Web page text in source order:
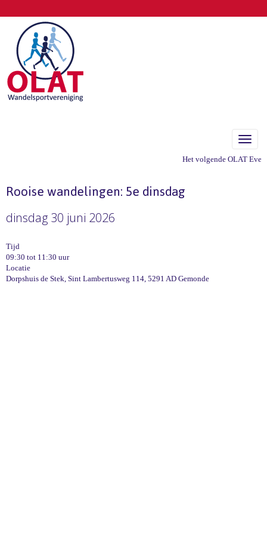
Het volgende OLAT
Rooise wandelingen: 5e dinsdag
dinsdag 30 juni 2026
Tijd
09:30 tot 11:30 uur
Locatie
Dorpshuis de Stek, Sint Lambertusweg 114, 5291 AD Gemonde